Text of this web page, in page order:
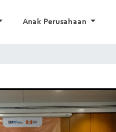
Anak Perusahaan